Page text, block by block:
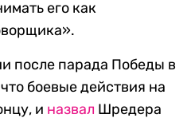
его как
после парада Победы в
боевые действия на
и назвал Шредера